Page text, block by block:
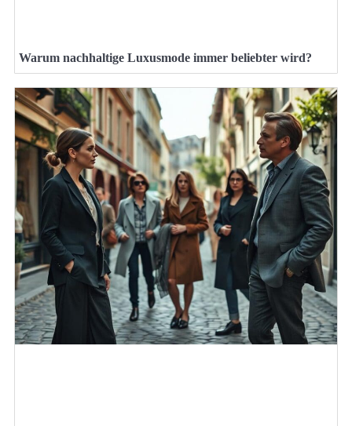
Warum nachhaltige Luxusmode immer beliebter wird?